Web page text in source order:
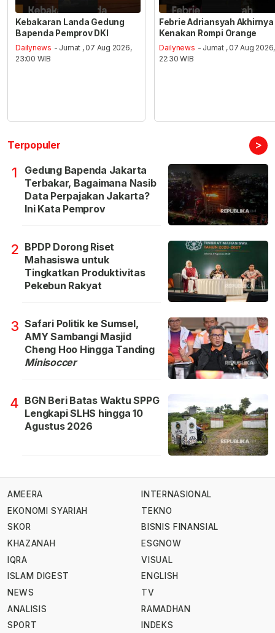
Kebakaran Landa Gedung
Bapenda Pemprov DKI
Dailynews - Jumat , 07 Aug 2026,
23:00 WIB
Febrie Adriansyah Akhirnya
Kenakan Rompi Orange
Dailynews - Jumat , 07 Aug 2026,
22:30 WIB
Terpopuler >
1
Gedung Bapenda Jakarta
Terbakar, Bagaimana Nasib
Data Perpajakan Jakarta?
Ini Kata Pemprov
2 BPDP Dorong Riset
Mahasiswa untuk
Tingkatkan Produktivitas
Pekebun Rakyat
3 Safari Politik ke Sumsel,
AMY Sambangi Masjid
Cheng Hoo Hingga Tanding
Minisoccer
4 BGN Beri Batas Waktu SPPG
Lengkapi SLHS hingga 10
Agustus 2026
AMEERA
EKONOMI SYARIAH
SKOR
KHAZANAH
IQRA
ISLAM DIGEST
NEWS
ANALISIS
SPORT
INTERNASIONAL
TEKNO
BISNIS FINANSIAL
ESGNOW
VISUAL
ENGLISH
TV
RAMADHAN
INDEKS